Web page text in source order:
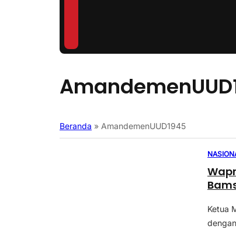
Beranda » AmandemenUUD1945
Ketua